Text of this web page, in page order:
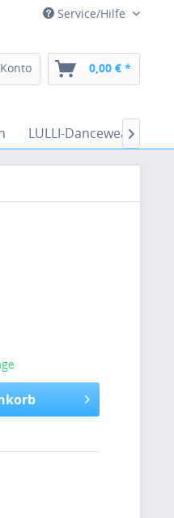
Service/Hilfe
0,00 € *
LULLI-Dancewear
